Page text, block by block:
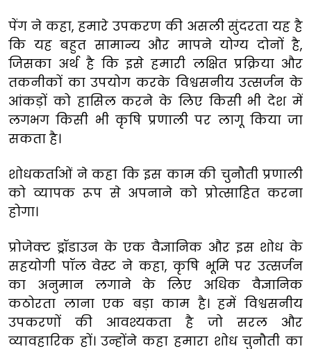
पेंग ने कहा, हमारे उपकरण की असली सुंदरता यह है
कि यह बहुत सामान्य और मापने योग्य दोनों है,
जिसका अर्थ है कि इसे हमारी लक्षित प्रक्रिया और
तकनीकों का उपयोग करके विश्वसनीय उत्सर्जन के
आंकड़ों को हासिल करने के लिए किसी भी देश में
लगभग किसी भी कृषि प्रणाली पर लागू किया जा
सकता है।
शोधकर्ताओं ने कहा कि इस काम की चुनौती प्रणाली
को व्यापक रूप से अपनाने को प्रोत्साहित करना
होगा।
प्रोजेक्ट ड्रॉडाउन के एक वैज्ञानिक और इस शोध के
सहयोगी पॉल वेस्ट ने कहा, कृषि भूमि पर उत्सर्जन
का अनुमान लगाने के लिए अधिक वैज्ञानिक
कठोरता लाना एक बड़ा काम है। हमें विश्वसनीय
उपकरणों की आवश्यकता है जो सरल और
व्यावहारिक हों। उन्होंने कहा हमारा शोध चुनौती का